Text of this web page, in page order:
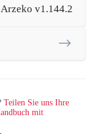
Arzeko v1.144.2
Teilen Sie uns Ihre
mit